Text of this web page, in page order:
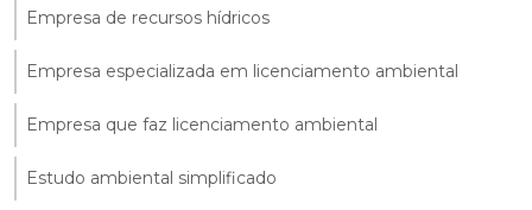
Empresa de recursos hídricos
Empresa especializada em licenciamento ambiental
Empresa que faz licenciamento ambiental
Estudo ambiental simplificado